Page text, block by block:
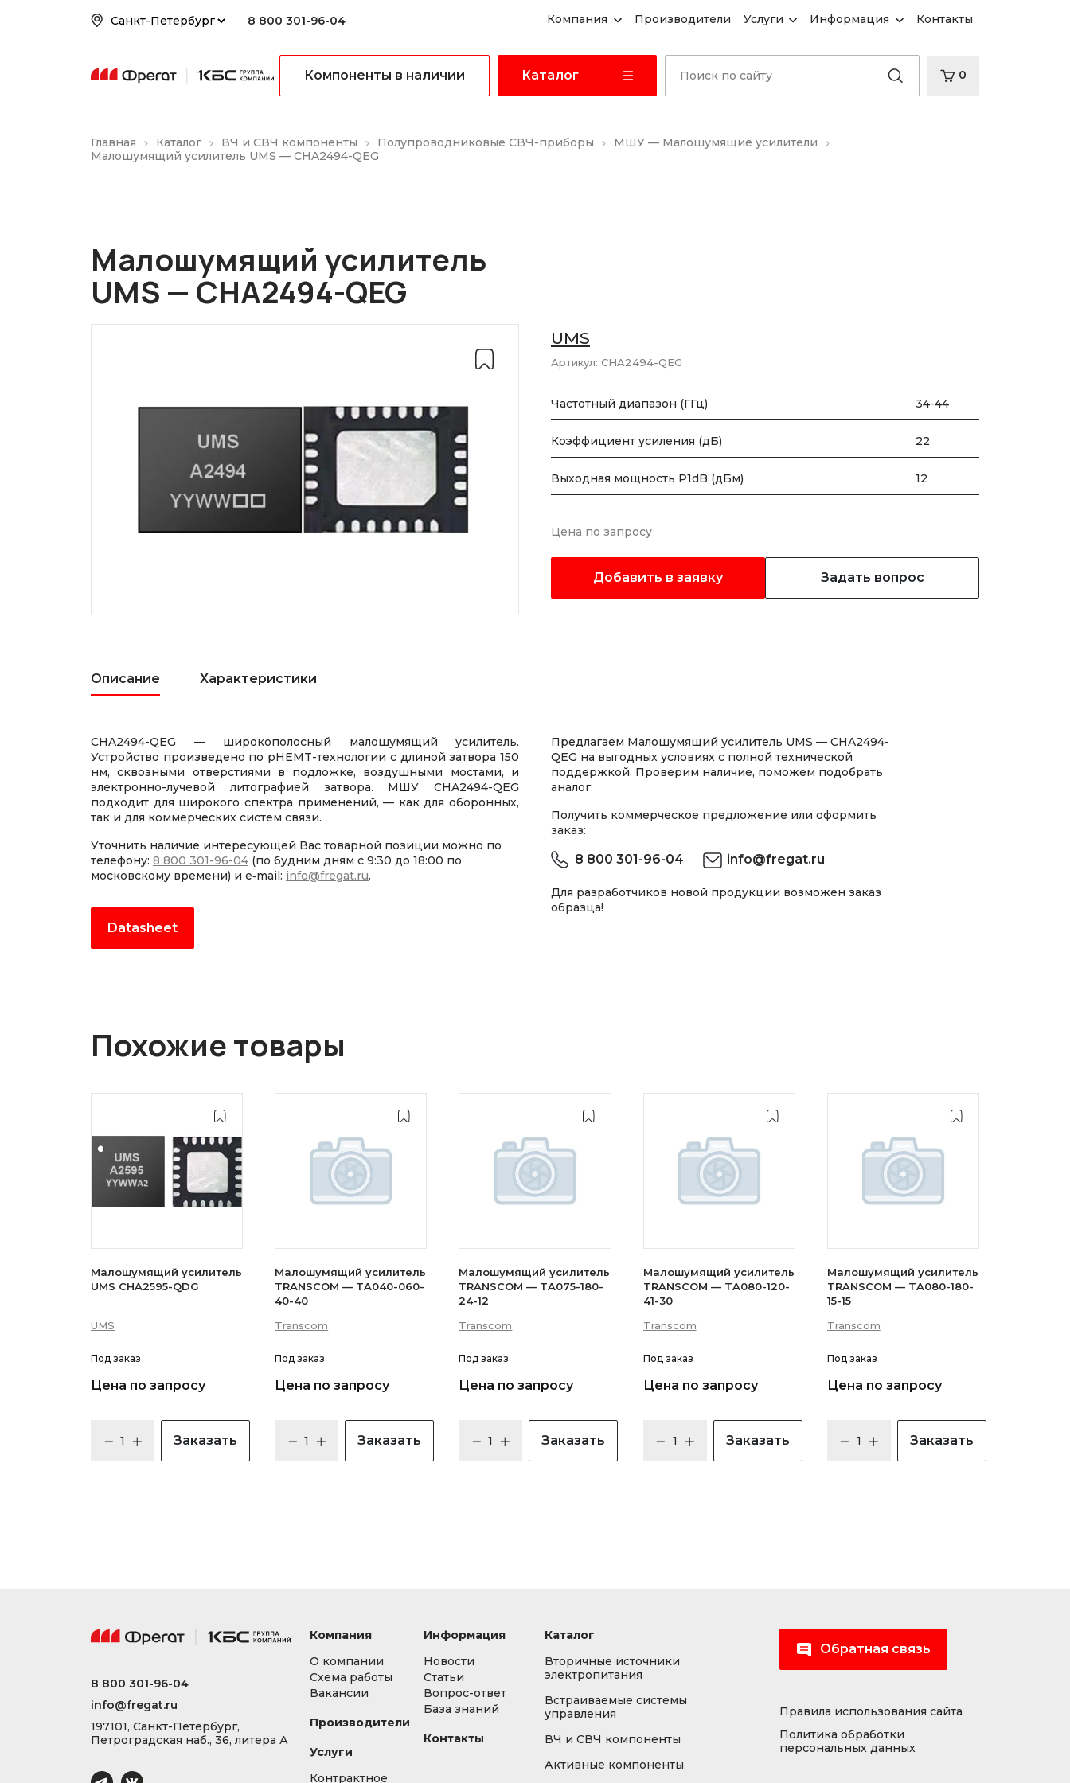
8 800 301-96-04 Компания Производители Услуги Информация Контакты
Компоненты в наличии Каталог 0
Главная Каталог ВЧ и СВЧ компоненты Полупроводниковые СВЧ-приборы
МШУ — Малошумящие усилители
Малошумящий усилитель UMS — CHA2494-QEG
Малошумящий усилитель
UMS — CHA2494-QEG
UMS
Артикул: CHA2494-QEG
Частотный диапазон (ГГц) 34-44
Коэффициент усиления (дБ) 22
Выходная мощность P1dB (дБм) 12
Цена по запросу
Добавить в заявку Задать вопрос
Описание Характеристики
CHA2494-QEG — широкополосный малошумящий усилитель.
Устройство произведено по pHEMT-технологии с длиной затвора 150
нм, сквозными отверстиями в подложке, воздушными мостами, и
электронно-лучевой литографией затвора. МШУ CHA2494-QEG
подходит для широкого спектра применений, — как для оборонных,
так и для коммерческих систем связи.
Уточнить наличие интересующей Вас товарной позиции можно по
телефону: 8 800 301-96-04 (по будним дням с 9:30 до 18:00 по
московскому времени) и e‑mail: info@fregat.ru.
Datasheet
Предлагаем Малошумящий усилитель UMS — CHA2494-
QEG на выгодных условиях с полной технической
поддержкой. Проверим наличие, поможем подобрать
аналог.
Получить коммерческое предложение или оформить
заказ:
8 800 301-96-04 info@fregat.ru
Для разработчиков новой продукции возможен заказ
образца!
Похожие товары
Малошумящий усилитель
UMS CHA2595-QDG
UMS
Под заказ
Цена по запросу
Заказать
Малошумящий усилитель
TRANSCOM — TA040-060-
40-40
Transcom
Под заказ
Цена по запросу
Заказать
Малошумящий усилитель
TRANSCOM — TA075-180-
24-12
Transcom
Под заказ
Цена по запросу
Заказать
Малошумящий усилитель
TRANSCOM — TA080-120-
41-30
Transcom
Под заказ
Цена по запросу
Заказать
Малошумящий усилитель
TRANSCOM — TA080-180-
15-15
Transcom
Под заказ
Цена по запросу
Заказать
8 800 301-96-04
info@fregat.ru
197101, Санкт-Петербург,
Петроградская наб., 36, литера А
Компания
О компании
Схема работы
Вакансии
Производители
Услуги
Контрактное
Информация
Новости
Статьи
Вопрос-ответ
База знаний
Контакты
Каталог
Вторичные источники
электропитания
Встраиваемые системы
управления
ВЧ и СВЧ компоненты
Активные компоненты
Обратная связь
Правила использования сайта
Политика обработки
персональных данных